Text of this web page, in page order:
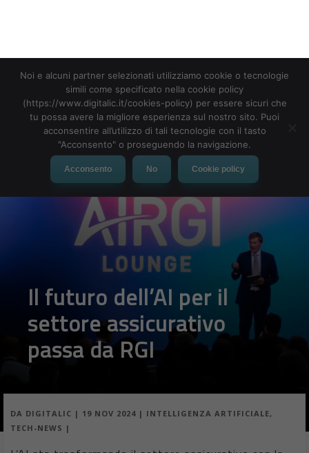
Il futuro dell’AI per il
settore assicurativo
passa da RGI
DIGITALIC|19 NOV 2024|INTELLIGENZA ARTIFICIALE
L’AI sta trasformando il settore assicurativo con la
personalizzazione del marketing e l’analisi dei dati.
RGI, insieme alle compagnie più innovative, guida
tu possa avere la migliore esperienza sul nostro sito. Puoi
acconsentire all’utilizzo di tali tecnologie con il tasto
"Acconsento" o proseguendo la navigazione.
Acconsento Cookie policy